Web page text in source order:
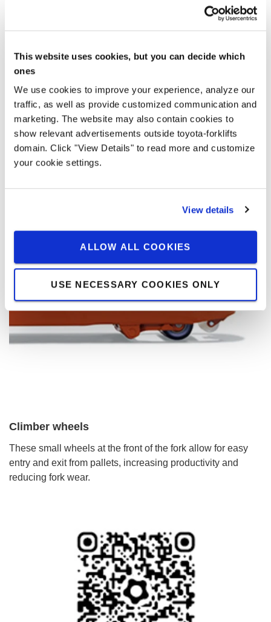
This website uses cookies, but you can decide which
ones
We use cookies to improve your experience, analyze our
traffic, as well as provide customized communication and
marketing. The website may also contain cookies to
show relevant advertisements outside toyota-forklifts
domain. Click "View Details" to read more and customize
your cookie settings.
View details
ALLOW ALL COOKIES
USE NECESSARY COOKIES ONLY
Arttırılmış dayanıklılık
Çelik itici çubuklar yüksek maliyetli bakımları düşürerek
Climber wheels
These small wheels at the front of the fork allow for easy
entry and exit from pallets, increasing productivity and
reducing fork wear.